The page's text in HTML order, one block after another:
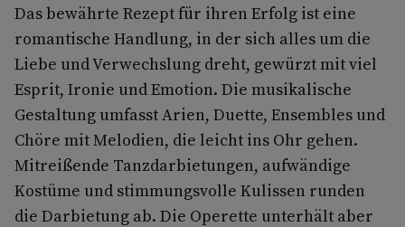
Das bewährte Rezept für ihren Erfolg ist eine
romantische Handlung, in der sich alles um die
Liebe und Verwechslung dreht, gewürzt mit viel
Esprit, Ironie und Emotion. Die musikalische
Gestaltung umfasst Arien, Duette, Ensembles und
Chöre mit Melodien, die leicht ins Ohr gehen.
Mitreißende Tanzdarbietungen, aufwändige
Kostüme und stimmungsvolle Kulissen runden
die Darbietung ab. Die Operette unterhält aber